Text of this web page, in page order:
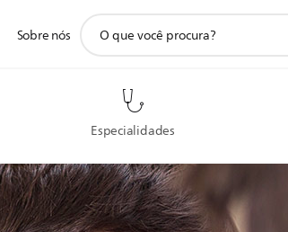
Especialidades
Sobre nós
suporte